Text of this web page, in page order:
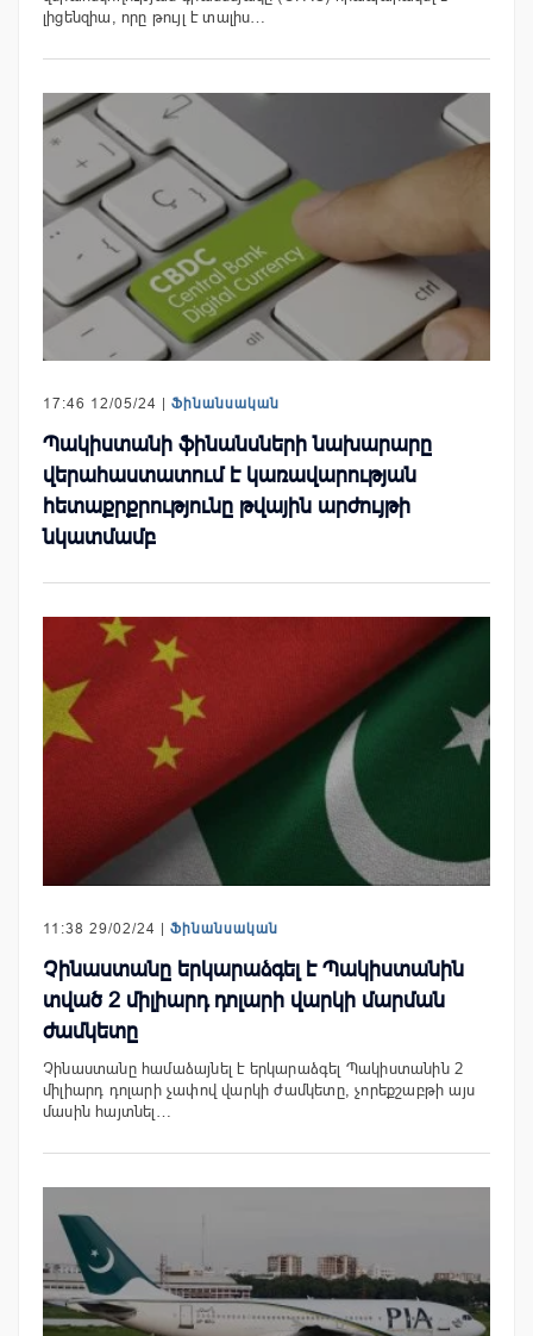
լիցենզիա, որը թույլ է տալիս…
17:46 12/05/24 | Ֆինանսական
Պակիստանի ֆինանսների նախարարը
վերահաստատում է կառավարության
հետաքրքրությունը թվային արժույթի
նկատմամբ
11:38 29/02/24 | Ֆինանսական
Չինաստանը երկարաձգել է Պակիստանին
տված 2 միլիարդ դոլարի վարկի մարման
ժամկետը
Չինաստանը համաձայնել է երկարաձգել Պակիստանին 2
միլիարդ դոլարի չափով վարկի ժամկետը, չորեքշաբթի այս
մասին հայտնել…